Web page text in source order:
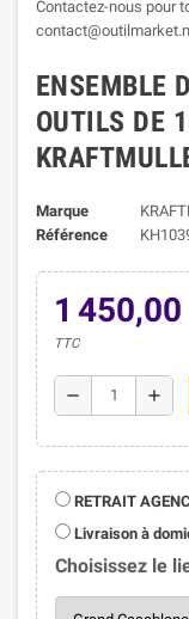
Contactez-nous pour
ENSEMBLE
OUTILS DE
Marque
Référence
1
TTC
remove add
RETRAIT
Livraison à
Choisissez le